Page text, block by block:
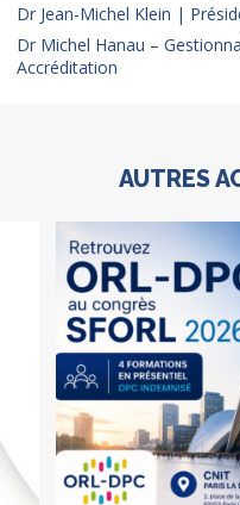
Dr Jean-Michel Klein |
Dr Michel Hanau –
Accréditation
AUTRES